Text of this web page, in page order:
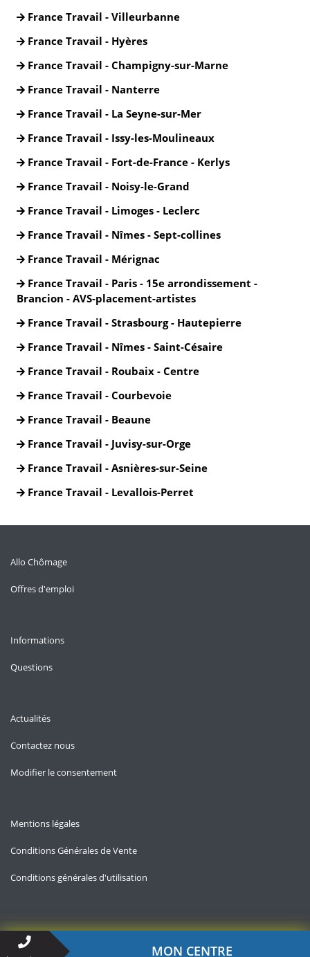
France Travail - Villeurbanne
France Travail - Hyères
France Travail - Champigny-sur-Marne
France Travail - Nanterre
France Travail - La Seyne-sur-Mer
France Travail - Issy-les-Moulineaux
France Travail - Fort-de-France - Kerlys
France Travail - Noisy-le-Grand
France Travail - Limoges - Leclerc
France Travail - Nîmes - Sept-collines
France Travail - Mérignac
France Travail - Paris - 15e arrondissement -
Brancion - AVS-placement-artistes
France Travail - Strasbourg - Hautepierre
France Travail - Nîmes - Saint-Césaire
France Travail - Roubaix - Centre
France Travail - Courbevoie
France Travail - Beaune
France Travail - Juvisy-sur-Orge
France Travail - Asnières-sur-Seine
France Travail - Levallois-Perret
Allo Chômage
Offres d'emploi
Informations
Questions
Actualités
Contactez nous
Modifier le consentement
Mentions légales
Conditions Générales de Vente
Conditions générales d'utilisation
Copyright © 2026 — Allo-chomage.fr
MON CENTRE